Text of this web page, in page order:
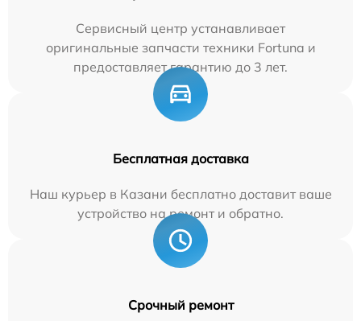
Сервисный центр устанавливает
оригинальные запчасти техники Fortuna и
предоставляет гарантию до 3 лет.
Бесплатная доставка
Наш курьер в Казани бесплатно доставит ваше
устройство на ремонт и обратно.
Срочный ремонт